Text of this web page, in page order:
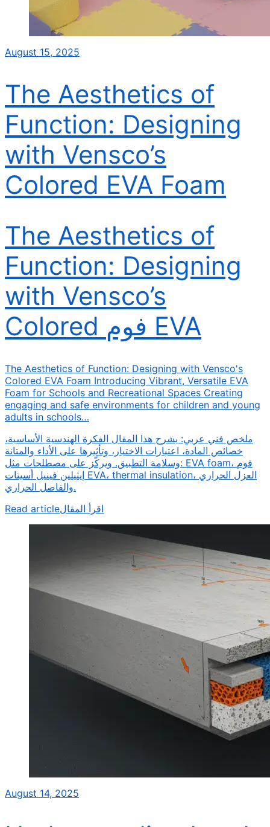
August 15, 2025
The Aesthetics of
Function: Designing
with Vensco’s
Colored EVA Foam
The Aesthetics of
Function: Designing
with Vensco’s
Colored فوم EVA
The Aesthetics of Function: Designing with Vensco's
Colored EVA Foam Introducing Vibrant, Versatile EVA
Foam for Schools and Recreational Spaces Creating
engaging and safe environments for children and young
adults in schools…
ملخص فني عربي: يشرح هذا المقال الفكرة الهندسية الأساسية،
خصائص المادة، اعتبارات الاختيار، وتأثيرها على الأداء والمتانة
وسلامة التطبيق. ويركّز على مصطلحات مثل: EVA foam، فوم
إيثيلين فينيل أسيتات EVA، thermal insulation، العزل الحراري
والفاصل الحراري.
Read articleاقرأ المقال
August 14, 2025